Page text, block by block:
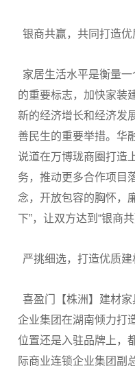
银商共赢，共同打造
家居生活水平是衡量
的重要标志，加快家装
新的经济增长和经济发
善民生的重要举措。华
说道在万博珑商圈打造
务，推动更多合作项目
念，开放包容的胸怀，
下”，让双方达到“银商共
严挑细选，打造优质
喜盈门【株洲】建材
企业集团在湖南倾力打
位置还是入驻品牌上，
际商业连锁企业集团副